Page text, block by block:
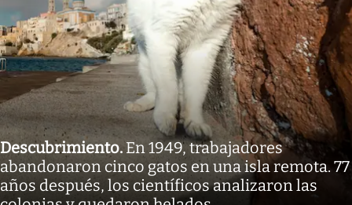
Descubrimiento.En 1949, trabajadores
abandonaron cinco gatos en una isla remota. 77
años después, los científicos analizaron las